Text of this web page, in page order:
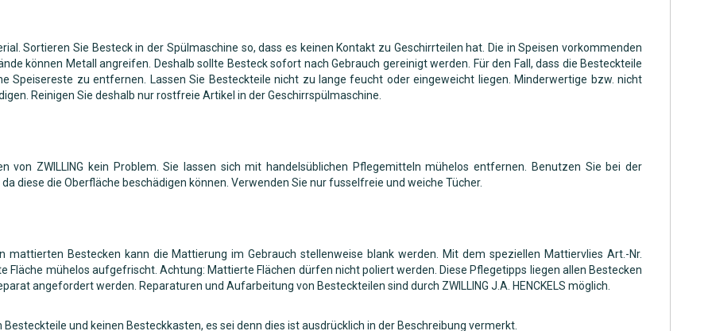
Sortieren Sie Besteck in der Spülmaschine so, dass es keinen Kontakt zu Geschirrteilen hat. Die in Speisen vorkommenden
können Metall angreifen. Deshalb sollte Besteck sofort nach Gebrauch gereinigt werden. Für den Fall, dass die Besteckteile
Speisereste zu entfernen. Lassen Sie Besteckteile nicht zu lange feucht oder eingeweicht liegen. Minderwertige bzw. nicht
Reinigen Sie deshalb nur rostfreie Artikel in der Geschirrspülmaschine.
von ZWILLING kein Problem. Sie lassen sich mit handelsüblichen Pflegemitteln mühelos entfernen. Benutzen Sie bei der
diese die Oberfläche beschädigen können. Verwenden Sie nur fusselfreie und weiche Tücher.
mattierten Bestecken kann die Mattierung im Gebrauch stellenweise blank werden. Mit dem speziellen Mattiervlies Art.-Nr.
Fläche mühelos aufgefrischt. Achtung: Mattierte Flächen dürfen nicht poliert werden. Diese Pflegetipps liegen allen Bestecken
angefordert werden. Reparaturen und Aufarbeitung von Besteckteilen sind durch ZWILLING J.A. HENCKELS möglich.
und keinen Besteckkasten, es sei denn dies ist ausdrücklich in der Beschreibung vermerkt.